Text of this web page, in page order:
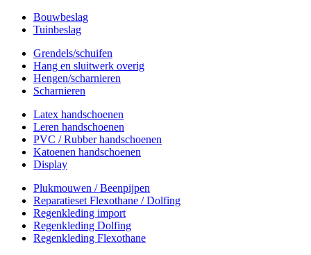
Bouwbeslag
Tuinbeslag
Grendels/schuifen
Hang en sluitwerk overig
Hengen/scharnieren
Scharnieren
Latex handschoenen
Leren handschoenen
PVC / Rubber handschoenen
Katoenen handschoenen
Display
Plukmouwen / Beenpijpen
Reparatieset Flexothane / Dolfing
Regenkleding import
Regenkleding Dolfing
Regenkleding Flexothane